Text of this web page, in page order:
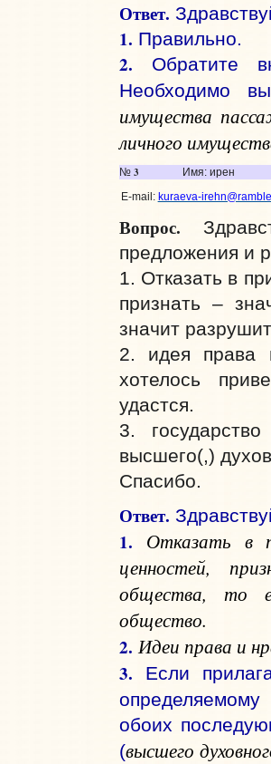
Ответ.
1. Правильно.
2. Обратите
Необходимо
имущества
личного
№3
Имя: ирен
E-mail: kuraeva-
Вопрос.
предложения и
1. Отказать в
признать –
значит
2. идея права
хотелось
удастся.
3.
высшего(,)
Спасибо.
Ответ.
1.
Отказать в
ценностей,
общества, то
общество.
2. Идеи права и
3. Если
обоих
(высшего